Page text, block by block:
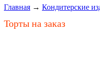
Главная → Кондитерские
Торты на заказ